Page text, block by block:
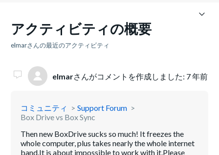
アクティビティの概要
elmarさんの最近のアクティビティ
elmarさんがコメントを作成しました: 7 年前
コミュニティ
Support Forum
Box Drive vs Box Sync
Then new BoxDrive sucks so much! It freezes the
whole computer, plus takes nearly the whole internet
band.It is about impossible to work with it.Please